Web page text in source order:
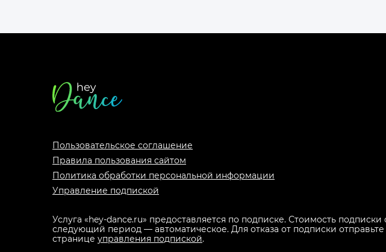
Футер
сайта
Пользовательское соглашение
Правила пользования сайтом
Политика обработки персональной информации
Управление подпиской
Услуга «hey-dance.ru» предоставляется по подписке. Стоимость
следующий период — автоматическое. Для отказа от подписки отправьте
странице управления подпиской.